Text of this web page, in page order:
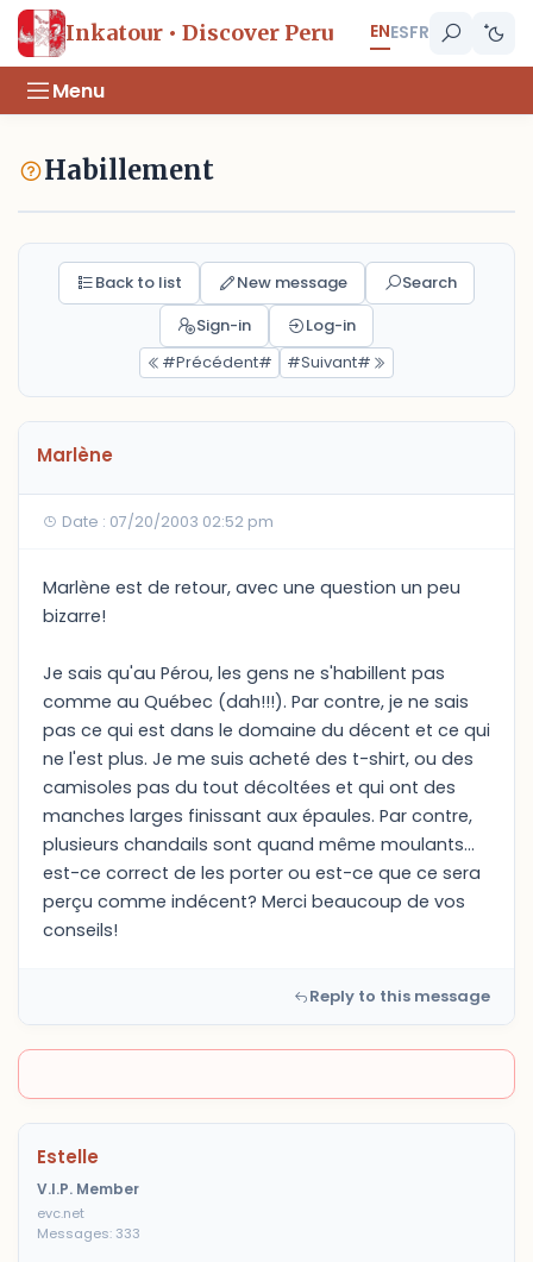
Inkatour • Discover Peru ENESFR
Menu
Habillement
Back to list New message
Search
Sign-in
Log-in
#Précédent#
#Suivant#
Marlène
Date : 07/20/2003 02:52 pm
Marlène est de retour, avec une question un peu
bizarre!
Je sais qu'au Pérou, les gens ne s'habillent pas
comme au Québec (dah!!!). Par contre, je ne sais
pas ce qui est dans le domaine du décent et ce qui
ne l'est plus. Je me suis acheté des t-shirt, ou des
camisoles pas du tout décoltées et qui ont des
manches larges finissant aux épaules. Par contre,
plusieurs chandails sont quand même moulants...
est-ce correct de les porter ou est-ce que ce sera
perçu comme indécent? Merci beaucoup de vos
conseils!
Reply to this message
Estelle
V.I.P. Member
evc.net
Messages: 333